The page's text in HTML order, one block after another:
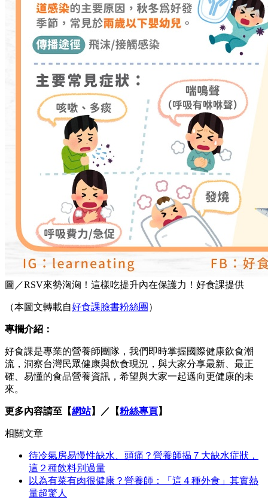
圖／RSV來勢洶洶！這樣吃提升內在保護力！好食課提供
（本圖文轉載自好食課臉書粉絲團 ）
專欄介紹：
好食課是專業的營養師團隊，我們即時掌握國際健康飲食潮
流，洞察台灣民眾健康與飲食現況，與大家分享最新、最正
確、易懂的食品營養資訊，希望與大家一起邁向更健康的未
來。
更多內容請至【網站】／【粉絲專頁】
相關文章
待冷氣房易慢性缺水、頭痛？營養師揭７大缺水症狀，
這２種飲料別過量
以為有菜有肉很健康？營養師：「這４種外食」其實熱
量超驚人